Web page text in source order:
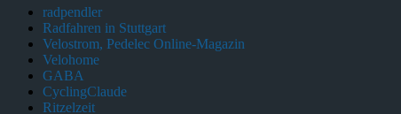
radpendler
Radfahren in Stuttgart
Velostrom, Pedelec Online-Magazin
Velohome
GABA
CyclingClaude
Ritzelzeit